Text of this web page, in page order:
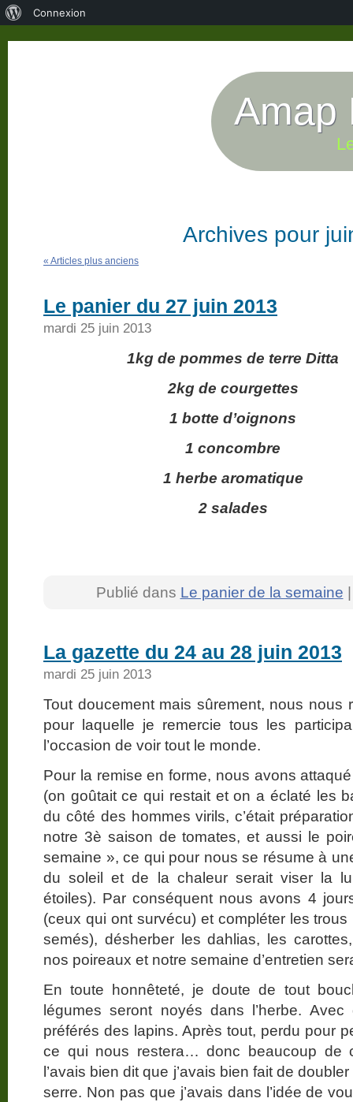
Amap
Archives pour
« Articles plus anciens
Le panier du 27 juin 2013
mardi 25 juin 2013
1kg de pommes de terre Ditta
2kg de courgettes
1 botte d’oignons
1 concombre
1 herbe aromatique
2 salades
Publié dans Le panier de la semaine
La gazette du 24 au 28 juin 2013
mardi 25 juin 2013
Tout doucement mais sûrement, nous nous
pour laquelle je remercie tous les
l’occasion de voir tout le monde.
Pour la remise en forme, nous avons
(on goûtait ce qui restait et on a éclaté les
du côté des hommes virils, c’était
notre 3è saison de tomates, et aussi le
semaine », ce qui pour nous se résume à
du soleil et de la chaleur serait viser la
étoiles). Par conséquent nous avons 4
(ceux qui ont survécu) et compléter les
semés), désherber les dahlias, les
nos poireaux et notre semaine d’entretien
En toute honnêteté, je doute de tout
légumes seront noyés dans l’herbe.
préférés des lapins. Après tout, perdu pour
ce qui nous restera… donc beaucoup de
l’avais bien dit que j’avais bien fait de
serre. Non pas que j’avais dans l’idée de
Connexion